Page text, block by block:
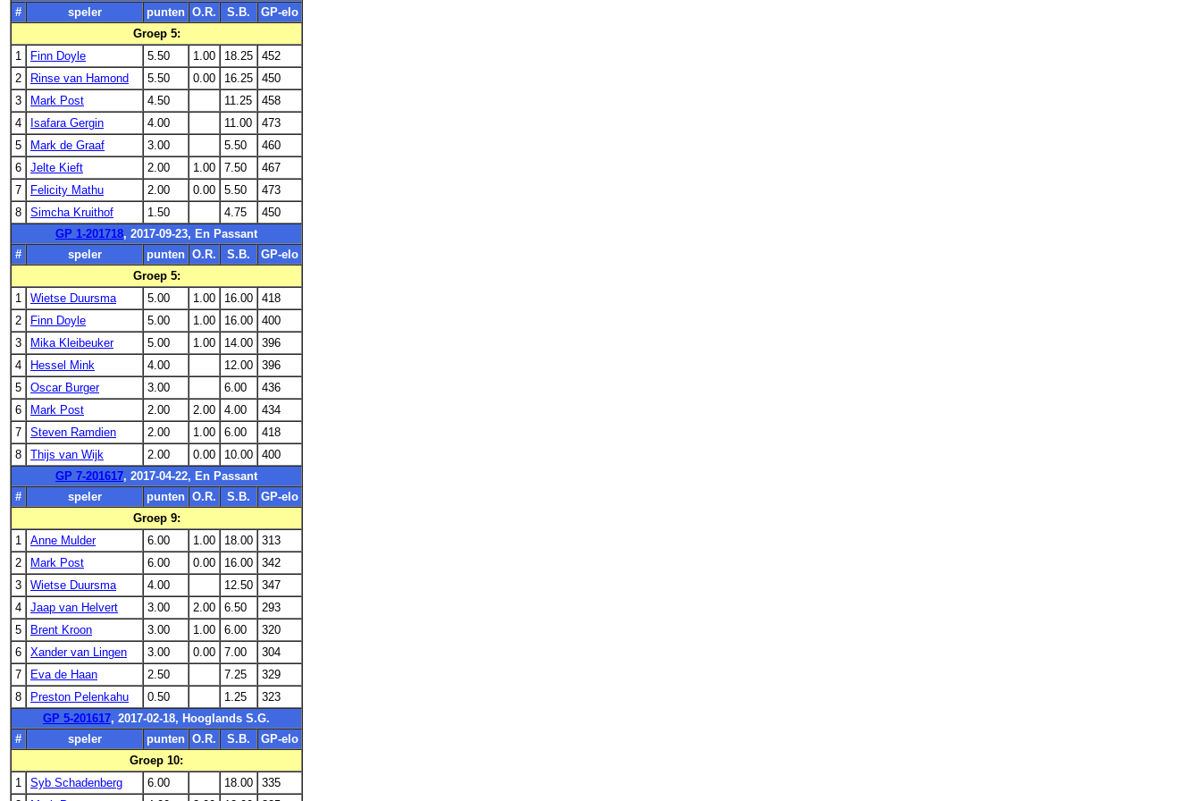
#
speler punten O.R. S.B.
GP-elo
Groep 5:
1
Finn Doyle 5.50 1.00 18.25
452
2
Rinse van Hamond 5.50 0.00 16.25
450
3
Mark Post 4.50 11.25
458
4
Isafara Gergin 4.00 11.00
473
5
Mark de Graaf 3.00 5.50
460
6
Jelte Kieft 2.00 1.00 7.50
467
7
Felicity Mathu 2.00 0.00 5.50
473
8
Simcha Kruithof 1.50 4.75
450
GP 1-201718, 2017-09-23, En Passant
#
speler punten O.R. S.B.
GP-elo
Groep 5:
1
Wietse Duursma 5.00 1.00 16.00
418
2
Finn Doyle 5.00 1.00 16.00
400
3
Mika Kleibeuker 5.00 1.00 14.00
396
4
Hessel Mink 4.00 12.00
396
5
Oscar Burger 3.00 6.00
436
6
Mark Post 2.00 2.00 4.00
434
7
Steven Ramdien 2.00 1.00 6.00
418
8
Thijs van Wijk 2.00 0.00 10.00
400
GP 7-201617, 2017-04-22, En Passant
#
speler punten O.R. S.B.
GP-elo
Groep 9:
1
Anne Mulder 6.00 1.00 18.00
313
2
Mark Post 6.00 0.00 16.00
342
3
Wietse Duursma 4.00 12.50
347
4
Jaap van Helvert 3.00 2.00 6.50
293
5
Brent Kroon 3.00 1.00 6.00
320
6
Xander van Lingen 3.00 0.00 7.00
304
7
Eva de Haan 2.50 7.25
329
8
Preston Pelenkahu 0.50 1.25
323
GP 5-201617, 2017-02-18, Hooglands S.G.
#
speler punten O.R. S.B.
GP-elo
Groep 10:
1
Syb Schadenberg 6.00 18.00
335